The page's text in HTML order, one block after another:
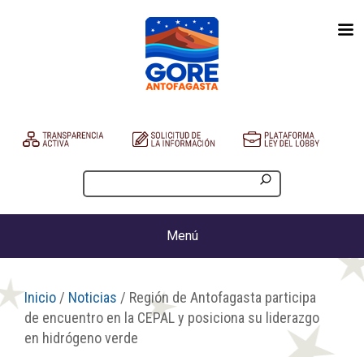
Menú
Inicio / Noticias / Región de Antofagasta participa
de encuentro en la CEPAL y posiciona su liderazgo
en hidrógeno verde